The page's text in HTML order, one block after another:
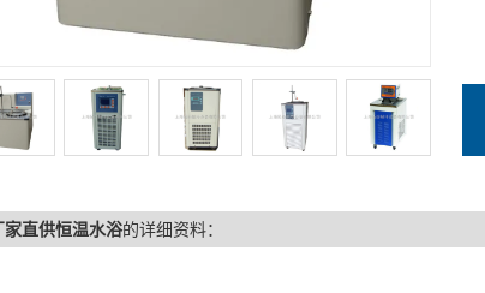
家直供恒温水浴的详细资料：